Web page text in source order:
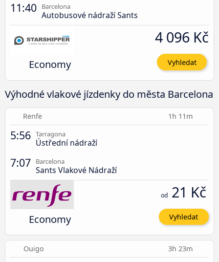
11:40 Barcelona
Autobusové nádraží Sants
Economy
4 096 Kč
Vyhledat
Výhodné vlakové jízdenky do města Barcelona
Renfe 1h 11m
5:56 Tarragona
Ústřední nádraží
7:07 Barcelona
Sants Vlakové Nádraží
Economy
od 21 Kč
Vyhledat
Ouigo 3h 23m